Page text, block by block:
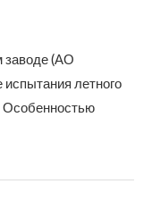
заводе (АО
летного
Особенностью